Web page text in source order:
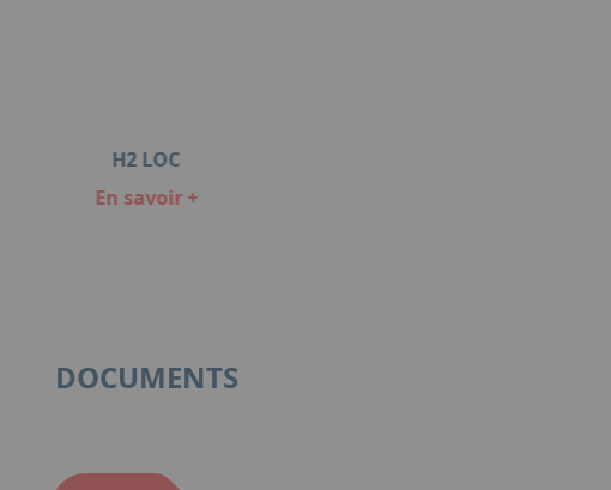
H2 LOC
En savoir +
DOCUMENTS